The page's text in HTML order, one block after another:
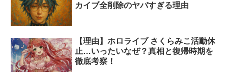
カイブ全削除のヤバすぎる理由
【理由】ホロライブ さくらみこ活動休
止…いったいなぜ？真相と復帰時期を
徹底考察！